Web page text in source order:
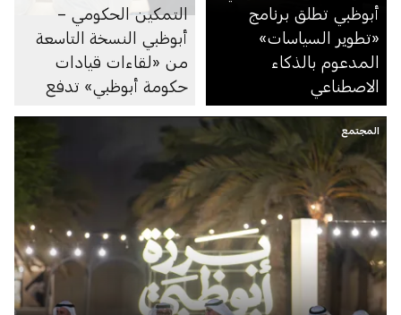
أبوظبي تطلق برنامج
«تطوير السياسات»
المدعوم بالذكاء
الاصطناعي
التمكين الحكومي –
أبوظبي النسخة التاسعة
من «لقاءات قيادات
حكومة أبوظبي» تدفع
المواهب في القطاع
الحكومي
المجتمع